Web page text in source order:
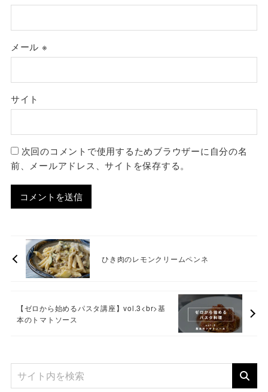
メール ※
サイト
次回のコメントで使用するためブラウザーに自分の名
前、メールアドレス、サイトを保存する。
ひき肉のレモンクリームペンネ
【ゼロから始めるパスタ講座】vol.3<br>基
本のトマトソース